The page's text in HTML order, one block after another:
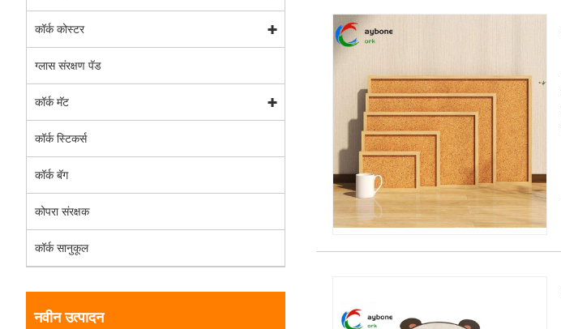
कॉर्क कोस्टर
ग्लास संरक्षण पॅड
कॉर्क मॅट
कॉर्क स्टिकर्स
कॉर्क बॅग
कोपरा संरक्षक
कॉर्क सानुकूल
नवीन उत्पादन